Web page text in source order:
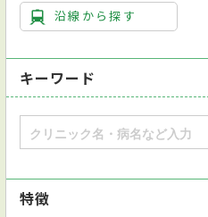
沿線から探す
キーワード
特徴